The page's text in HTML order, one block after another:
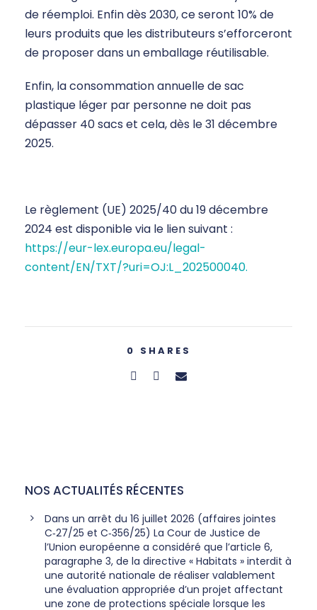
de réemploi. Enfin dès 2030, ce seront 10% de
leurs produits que les distributeurs s’efforceront
de proposer dans un emballage réutilisable.
Enfin, la consommation annuelle de sac
plastique léger par personne ne doit pas
dépasser 40 sacs et cela, dès le 31 décembre
2025.
Le règlement (UE) 2025/40 du 19 décembre
2024 est disponible via le lien suivant :
https://eur-lex.europa.eu/legal-
content/EN/TXT/?uri=OJ:L_202500040.
0 SHARES
NOS ACTUALITÉS RÉCENTES
Dans un arrêt du 16 juillet 2026 (affaires jointes
C‑27/25 et C‑356/25) La Cour de Justice de
l’Union européenne a considéré que l’article 6,
paragraphe 3, de la directive « Habitats » interdit à
une autorité nationale de réaliser valablement
une évaluation appropriée d’un projet affectant
une zone de protections spéciale lorsque les